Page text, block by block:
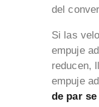
del
Si las
empuje
reducen,
empuje
de par